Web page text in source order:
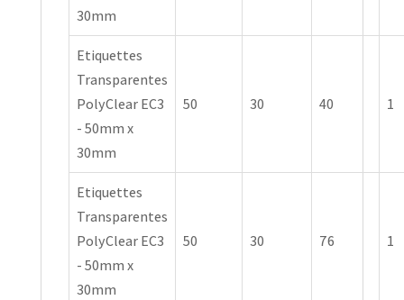
30mm
Etiquettes
Transparentes
PolyClear EC3
- 50mm x
30mm
50 30 40 1
Etiquettes
Transparentes
PolyClear EC3
- 50mm x
30mm
50 30 76 1